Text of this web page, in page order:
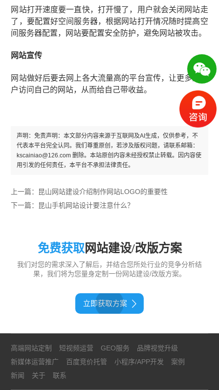
网站打开速度要一直快，打开慢了，用户就会关闭网站走
了，要配置好空间服务器，根据网站打开情况随时提高空
间服务器配置，网站要配置安全防护，避免网站被攻击。
网站宣传
网站做好后要去网上各大流量高的平台宣传，让更多的用
户访问自己的网站，从而给自己带收益。
声明：免责声明：本文部分内容来源于互联网及AI生成，仅供参考，不
代表本平台完全认同。我们尊重原创，若涉及版权问题，请联系邮箱：
kscainiao@126.com 删除。本站原创内容未经授权禁止转载。因内容使
用引发的任何责任，本平台不承担法律责任。
上一篇： 昆山网站建设介绍制作网站LOGO的重要性
下一篇： 昆山手机网站设计要注意什么？
免费获取网站建设/改版方案
我们对您的需求深入了解后，并结合您所处行业的竞争分析结
果，我们将为您量身定制一份网站建设/改版方案。
立即获取方案
高端网站定制 短视频运营 GEO服务
品牌视觉升级
新媒体运营推广
百度竞价托管 小程序/APP开发
案例
新闻
关于 联系